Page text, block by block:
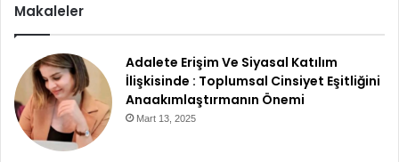
Makaleler
Adalete Erişim Ve Siyasal Katılım
İlişkisinde : Toplumsal Cinsiyet Eşitliğini
Anaakımlaştırmanın Önemi
Mart 13, 2025